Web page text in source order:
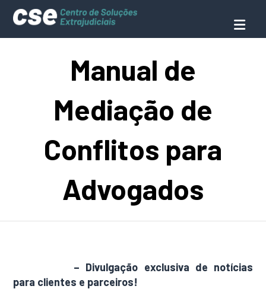
Manual de
Mediação de
Conflitos para
Advogados
– Divulgação exclusiva de notícias
para clientes e parceiros!